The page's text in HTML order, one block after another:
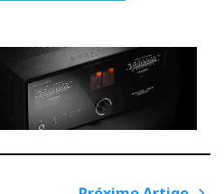
Hificlube.net
Hificlube.net